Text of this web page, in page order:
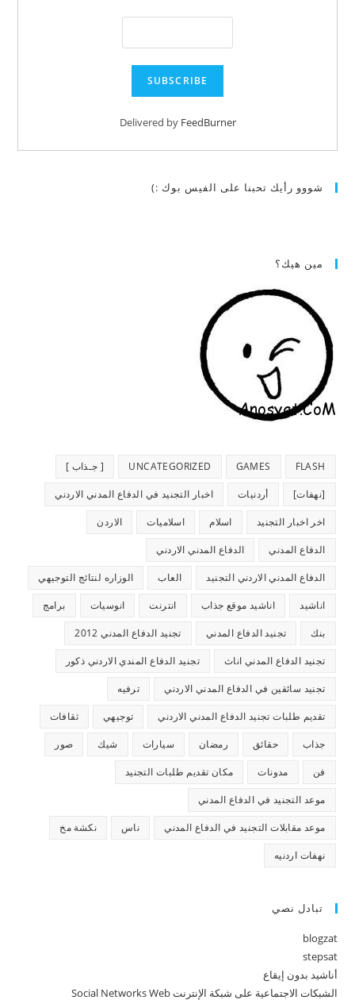
Delivered by FeedBurner
شووو رأيك تحبنا على الفيس بوك :)
مين هيك؟
FLASH
GAMES
UNCATEGORIZED [ جـذاب ]
[نهفات] أردنيات اخبار التجنيد في الدفاع المدني الاردني
اخر اخبار التجنيد اسلام اسلاميات الاردن
الدفاع المدني الدفاع المدني الاردني
الدفاع المدني الاردني التجنيد العاب الوزاره لنتائج التوجيهي
اناشيد اناشيد موقع جذاب انترنت انوسيات برامج
بنك تجنيد الدفاع المدني تجنيد الدفاع المدني 2012
تجنيد الدفاع المدني اناث تجنيد الدفاع المندي الاردني ذكور
تجنيد سائقين في الدفاع المدني الاردني ترفيه
تقديم طلبات تجنيد الدفاع المدني الاردني توجيهي ثقافات
جذاب حقائق رمضان سيارات شيك صور
فن مدونات مكان تقديم طلبات التجنيد
موعد التجنيد في الدفاع المدني
موعد مقابلات التجنيد في الدفاع المدني ناس نكشة مخ
نهفات اردنيه
تبادل نصي
blogzat
stepsat
أناشيد بدون إيقاع
الشبكات الاجتماعية على شبكة الإنترنت Social Networks Web